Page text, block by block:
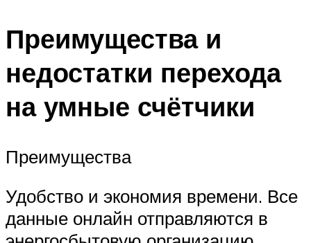
Преимущества и
недостатки перехода
на умные счётчики
Преимущества
Удобство и экономия времени. Все
данные онлайн отправляются в